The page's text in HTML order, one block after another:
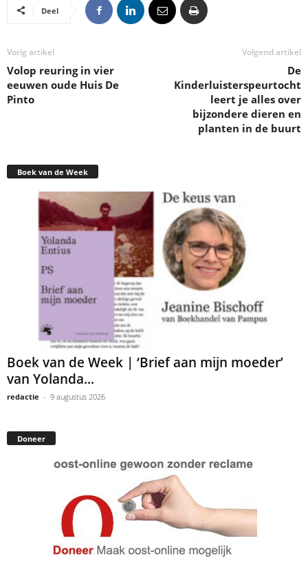
Deel
Vorig artikel
Volop reuring in vier
eeuwen oude Huis De
Pinto
Volgend artikel
De
Kinderluisterspeurtocht
leert je alles over
bijzondere dieren en
planten in de buurt
Boek van de Week
Boek van de Week | ‘Brief aan mijn moeder’
van Yolanda...
redactie - 9 augustus 2026
Doneer